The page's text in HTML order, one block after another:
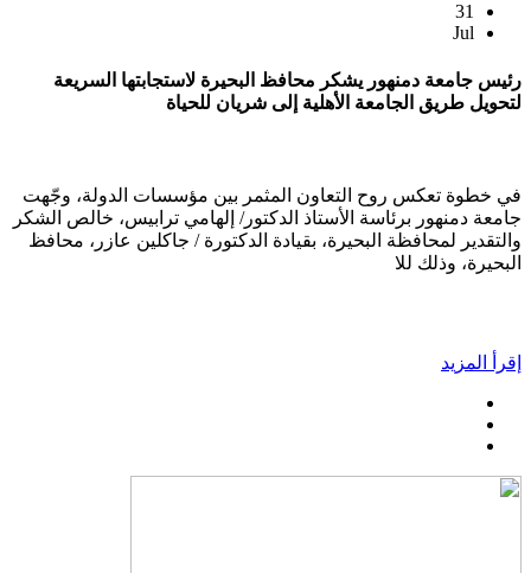
31
Jul
رئيس جامعة دمنهور يشكر محافظ البحيرة لاستجابتها السريعة
لتحويل طريق الجامعة الأهلية إلى شريان للحياة
في خطوة تعكس روح التعاون المثمر بين مؤسسات الدولة، وجّهت
جامعة دمنهور برئاسة الأستاذ الدكتور/ إلهامي ترابيس، خالص الشكر
والتقدير لمحافظة البحيرة، بقيادة الدكتورة / جاكلين عازر، محافظ
البحيرة، وذلك للا
إقرأ المزيد